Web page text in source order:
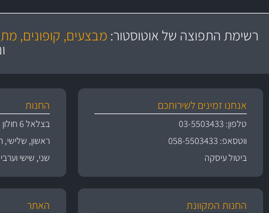
משלוח מהיר
באמצעות צ'יטה
משלוחים
במחיר
יותר מ- 500 מסנני שמן, אוויר, דלק וקבינה
רשימת התפוצה של אוטוסטור: מבצעים, קופונים,
אנחנו זמינים לשירותכם
טלפון: 03-5503433
ווטסאפ: 058-5503433
ביטול עיסקה
החנות
בצלאל 6 חולון
ראשון, שלישי, רביעי
שני, שישי וערבי חג 09:00
החנות המקוונת האתר